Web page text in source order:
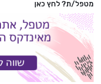
מטפל/ת? לחץ כאן